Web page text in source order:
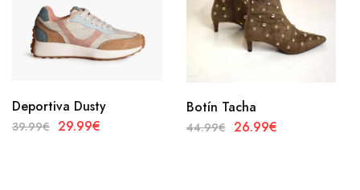
Deportiva Dusty
39.99€ 29.99€
Botín Tacha
44.99€ 26.99€